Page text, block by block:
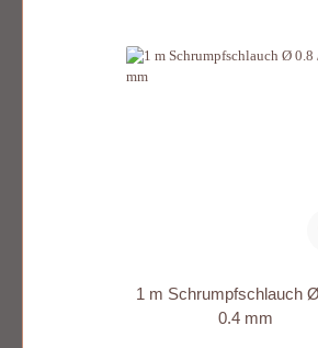
1 m Schrumpfschlauch
0.4 mm